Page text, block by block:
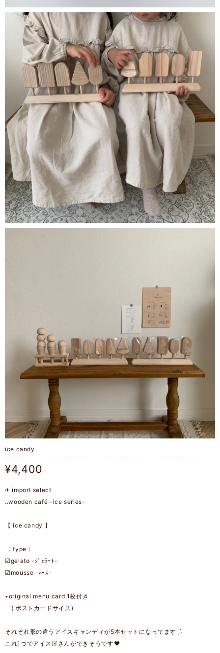
ice candy
¥4,400
✈︎ import select
..wooden café -ice series-
【 ice candy 】
〈 type 〉
☑︎gelato -ｼﾞｪﾗｰﾄ-
☑︎mousse -ﾑｰｽ-
▪︎original menu card 1枚付き
( ポストカードサイズ)
それぞれ形の違うアイスキャンディが5本セットになってますˎˊ˗
これ1つでアイス屋さんができそうです❤︎